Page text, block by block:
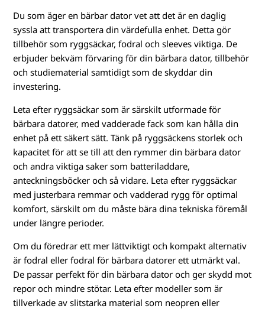
Du som äger en bärbar dator vet att det är en daglig
syssla att transportera din värdefulla enhet. Detta gör
tillbehör som ryggsäckar, fodral och sleeves viktiga. De
erbjuder bekväm förvaring för din bärbara dator, tillbehör
och studiematerial samtidigt som de skyddar din
investering.
Leta efter ryggsäckar som är särskilt utformade för
bärbara datorer, med vadderade fack som kan hålla din
enhet på ett säkert sätt. Tänk på ryggsäckens storlek och
kapacitet för att se till att den rymmer din bärbara dator
och andra viktiga saker som batteriladdare,
anteckningsböcker och så vidare. Leta efter ryggsäckar
med justerbara remmar och vadderad rygg för optimal
komfort, särskilt om du måste bära dina tekniska föremål
under längre perioder.
Om du föredrar ett mer lättviktigt och kompakt alternativ
är fodral eller fodral för bärbara datorer ett utmärkt val.
De passar perfekt för din bärbara dator och ger skydd mot
repor och mindre stötar. Leta efter modeller som är
tillverkade av slitstarka material som neopren eller